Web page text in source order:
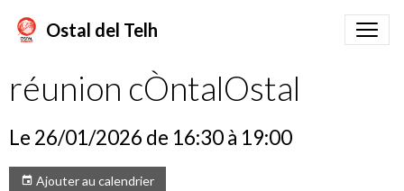
Ostal del Telh
réunion cÒntalOstal
Le 26/01/2026 de 16:30à 19:00
Ajouter au calendrier